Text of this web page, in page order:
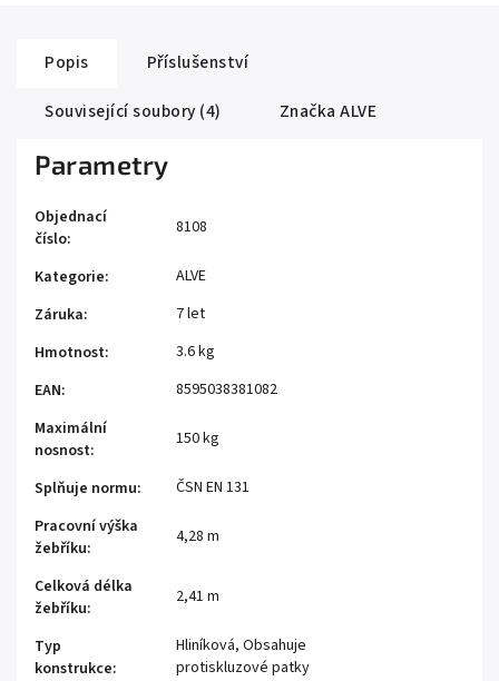
Popis
Příslušenství
Související soubory (4)
Značka ALVE
Parametry
Objednací
číslo:
8108
Kategorie:
ALVE
Záruka:
7 let
Hmotnost:
3.6 kg
EAN:
8595038381082
Maximální
nosnost:
150 kg
Splňuje normu:
ČSN EN 131
Pracovní výška
žebříku:
4,28 m
Celková délka
žebříku:
2,41 m
Typ
konstrukce:
Hliníková, Obsahuje
protiskluzové patky